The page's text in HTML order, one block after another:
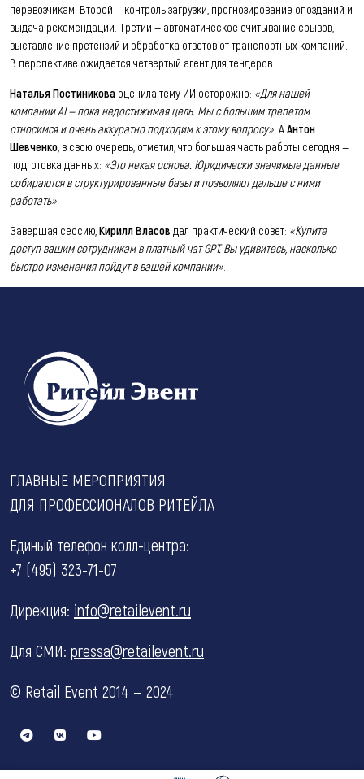
перевозчикам. Второй — контроль загрузки, прогнозирование опозданий и
выдача рекомендаций. Третий — автоматическое считывание срывов,
выставление претензий и обработка ответов от транспортных компаний.
В перспективе ожидается четвертый агент для тендеров.
Наталья Постиникова оценила тему ИИ осторожно: «Для нашей
компании AI — пока недостижимая цель. Мы с большим трепетом
относимся и очень аккуратно подходим к этому вопросу» . ААнтон
Шевченко , в свою очередь, отметил, что большая часть работы сегодня —
подготовка данных: «Это некая основа. Юридически значимые данные
собираются в структурированные базы и позволяют дальше с ними
работать»
Завершая сессию, Кирилл Власов дал практический совет: «Купите
доступ вашим сотрудникам в платный чат GPT. Вы удивитесь, насколько
быстро изменения пойдут в вашей компании»
ГЛАВНЫЕ МЕРОПРИЯТИЯ
ДЛЯ ПРОФЕССИОНАЛОВ РИТЕЙЛА
Единый телефон колл-центра:
+7 (495) 323-71-07
Дирекция: info@retailevent.ru
Для СМИ: pressa@retailevent.ru
© Retail Event 2014 — 2024